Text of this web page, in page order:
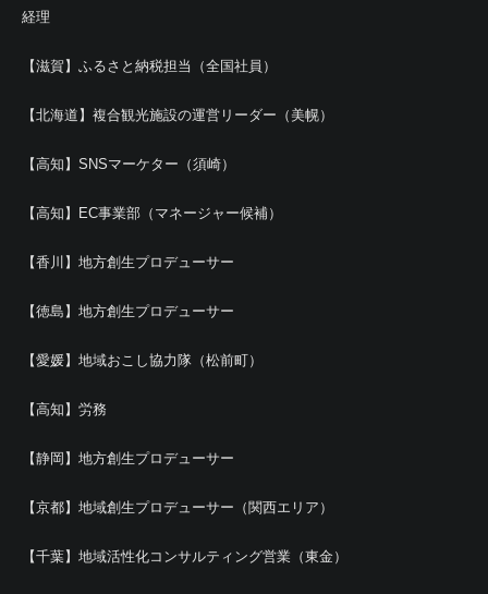
経理
【滋賀】ふるさと納税担当（全国社員）
【北海道】複合観光施設の運営リーダー（美幌）
【高知】SNSマーケター（須崎）
【高知】EC事業部（マネージャー候補）
【香川】地方創生プロデューサー
【徳島】地方創生プロデューサー
【愛媛】地域おこし協力隊（松前町）
【高知】労務
【静岡】地方創生プロデューサー
【京都】地域創生プロデューサー（関西エリア）
【千葉】地域活性化コンサルティング営業（東金）